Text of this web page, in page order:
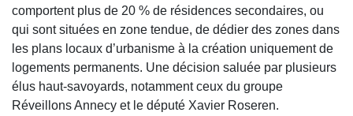
comportent plus de 20 % de résidences secondaires, ou
qui sont situées en zone tendue, de dédier des zones dans
les plans locaux d’urbanisme à la création uniquement de
logements permanents. Une décision saluée par plusieurs
élus haut-savoyards, notamment ceux du groupe
Réveillons Annecy et le député Xavier Roseren.